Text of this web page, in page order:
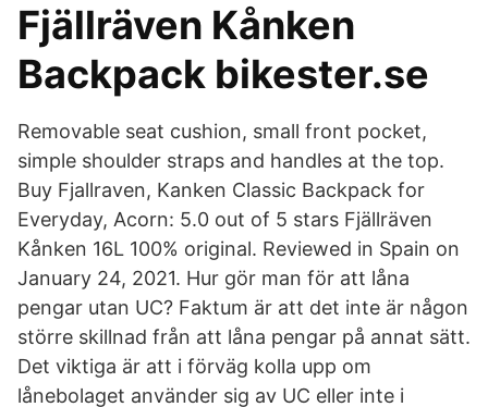
Fjällräven Kånken
Backpack bikester.se
Removable seat cushion, small front pocket,
simple shoulder straps and handles at the top.
Buy Fjallraven, Kanken Classic Backpack for
Everyday, Acorn: 5.0 out of 5 stars Fjällräven
Kånken 16L 100% original. Reviewed in Spain on
January 24, 2021. Hur gör man för att låna
pengar utan UC? Faktum är att det inte är någon
större skillnad från att låna pengar på annat sätt.
Det viktiga är att i förväg kolla upp om
lånebolaget använder sig av UC eller inte i